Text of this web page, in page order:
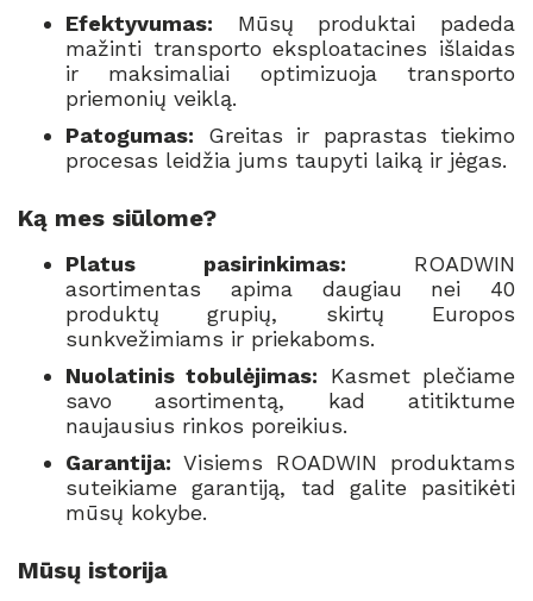
Efektyvumas: Mūsų produktai padeda
mažinti transporto eksploatacines išlaidas
ir maksimaliai optimizuoja transporto
priemonių veiklą.
Patogumas: Greitas ir paprastas tiekimo
procesas leidžia jums taupyti laiką ir jėgas.
Ką mes siūlome?
Platus pasirinkimas: ROADWIN
asortimentas apima daugiau nei 40
produktų grupių, skirtų Europos
sunkvežimiams ir priekaboms.
Nuolatinis tobulėjimas: Kasmet plečiame
savo asortimentą, kad atitiktume
naujausius rinkos poreikius.
Garantija: Visiems ROADWIN produktams
suteikiame garantiją, tad galite pasitikėti
mūsų kokybe.
Mūsų istorija